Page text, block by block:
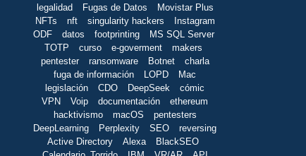
legalidad
Fugas de Datos
Movistar Plus
NFTs
nft singularity hackers
Instagram
ODF
datos footprinting
MS SQL Server
TOTP
curso e-goverment
makers
pentester
ransomware Botnet
charla
fuga de información
LOPD
Mac
legislación
CDO DeepSeek
cómic
VPN
Voip documentación
ethereum
hacktivismo
macOS
pentesters
DeepLearning
Perplexity SEO
reversing
Active Directory
Alexa
BlackSEO